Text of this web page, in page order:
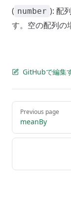
( number ): 配
す。空の配列の
GitHubで編集
Pager
Previous page
meanBy